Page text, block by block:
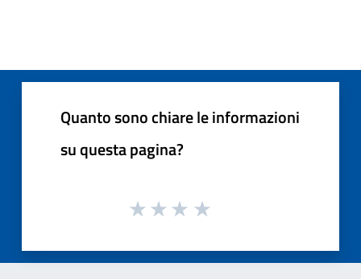
Quanto sono chiare le informazioni
su questa pagina?